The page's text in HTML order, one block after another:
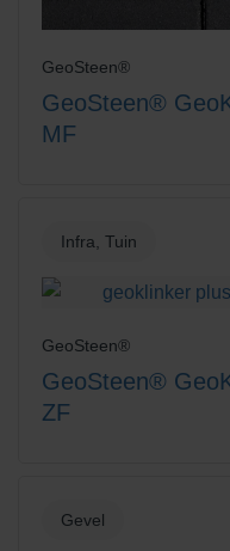
Rood/Bruin
Rood/Zwart genuanceerd
GeoSteen®
GeoSteen®
MF
Infra, Tuin
GeoSteen®
GeoSteen®
ZF
Gevel